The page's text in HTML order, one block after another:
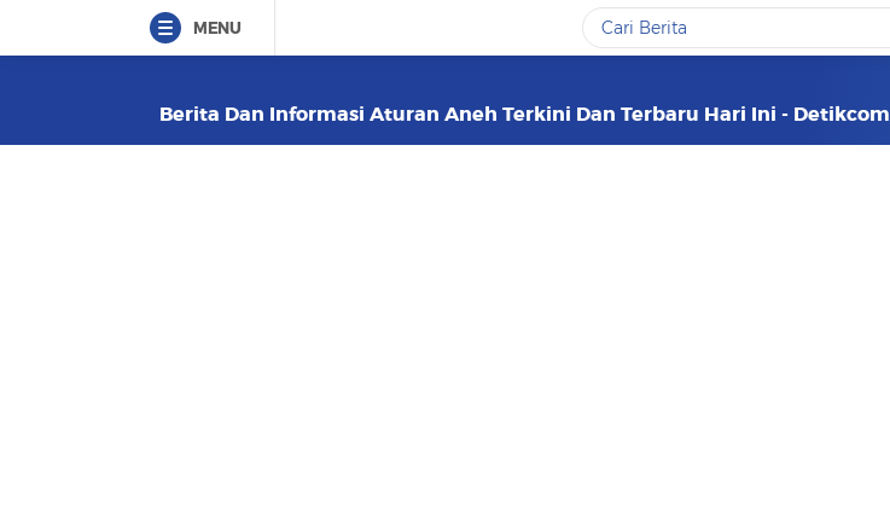
MENU
Berita Dan Informasi Aturan Aneh Terkini Dan Terbaru Hari Ini - Detikcom